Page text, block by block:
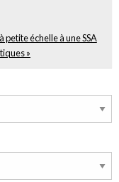
petite échelle à une SSA
»